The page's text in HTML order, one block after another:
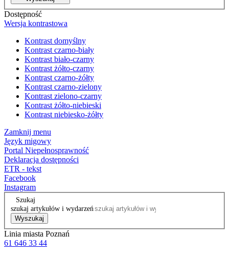
Dostępność
Wersja kontrastowa
Kontrast domyślny
Kontrast czarno-biały
Kontrast biało-czarny
Kontrast żółto-czarny
Kontrast czarno-żółty
Kontrast czarno-zielony
Kontrast zielono-czarny
Kontrast żółto-niebieski
Kontrast niebiesko-żółty
Zamknij menu
Język migowy
Portal Niepełnosprawność
Deklaracja dostępności
ETR - tekst
Facebook
Instagram
Szukaj
szukaj artykułów i wydarzeń
Wyszukaj
Linia miasta Poznań
61 646 33 44